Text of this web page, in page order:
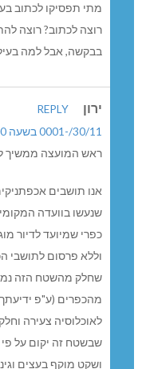
מתי תפסיקו לכתוב
רוצה לכתוב? רוצה
בבקשה, אבל למה
ירון
REPLY
30/11/-0001 בשעה 00:00
ראש המועצה ממשיך
אנו תושבים
שנעשו בוועדה
וללא פרסום לתושבי
שחלק מהשטח הזה
מהכפרים (ע"פ
לאוכלוסיה צעירה
שבשטח זה יקום על פי
ושקט מוקף בעצים